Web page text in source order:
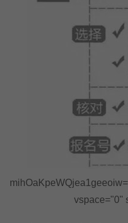
vspace="0"